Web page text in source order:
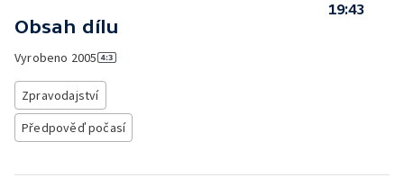
Obsah dílu
Vyrobeno 2005
Zpravodajství
Předpověď počasí
19:43